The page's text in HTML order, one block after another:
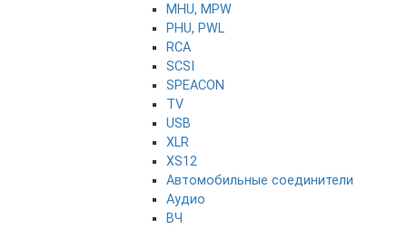
MHU, MPW
PHU, PWL
RCA
SCSI
SPEACON
TV
USB
XLR
XS12
Автомобильные соединители
Аудио
ВЧ